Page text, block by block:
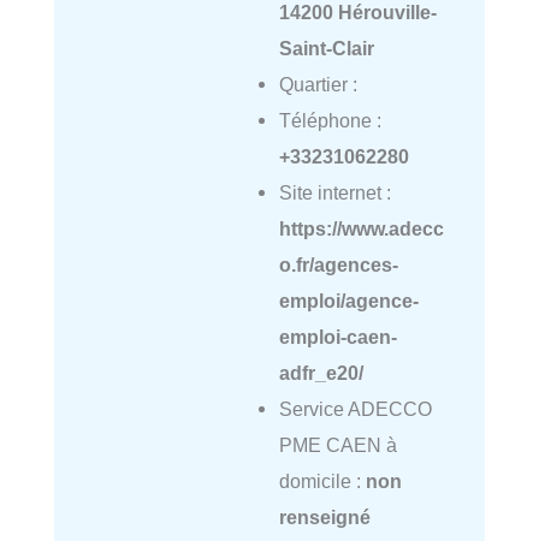
14200 Hérouville-
Saint-Clair
Quartier :
Téléphone :
+33231062280
Site internet :
https://www.adecc
o.fr/agences-
emploi/agence-
emploi-caen-
adfr_e20/
Service ADECCO
PME CAEN à
domicile : non
renseigné